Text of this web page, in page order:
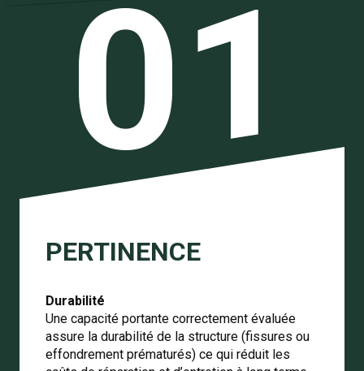
01
PERTINENCE
Durabilité
Une capacité portante correctement évaluée
assure la durabilité de la structure (fissures ou
effondrement prématurés) ce qui réduit les